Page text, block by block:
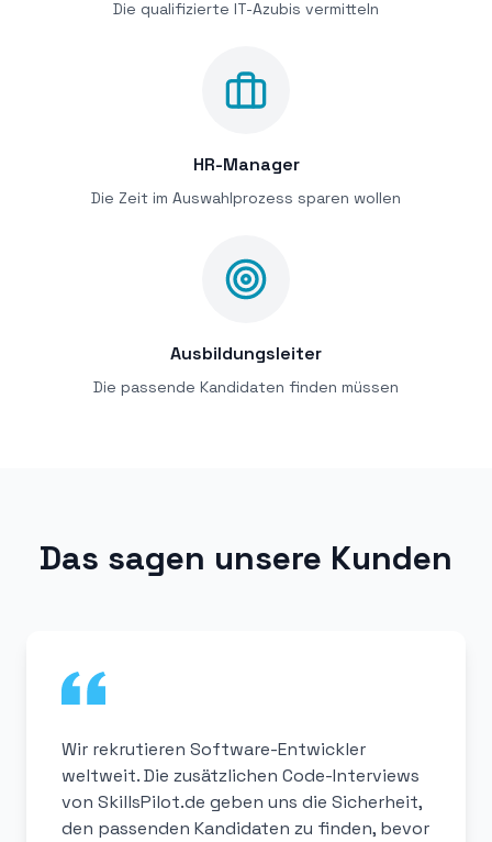
Die qualifizierte IT-Azubis vermitteln
HR-Manager
Die Zeit im Auswahlprozess sparen wollen
Ausbildungsleiter
Die passende Kandidaten finden müssen
Das sagen unsere Kunden
Wir rekrutieren Software-Entwickler
weltweit. Die zusätzlichen Code-Interviews
von SkillsPilot.de geben uns die Sicherheit,
den passenden Kandidaten zu finden, bevor